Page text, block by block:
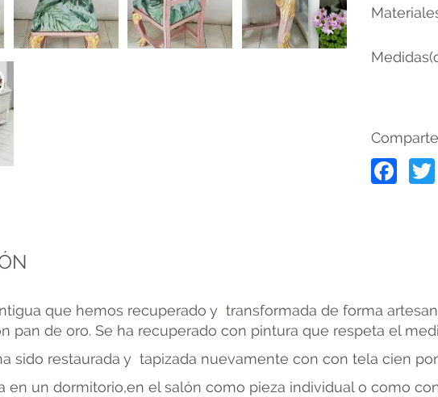
que hemos recuperado y transformada de forma
pan de oro. Se ha recuperado con pintura que respeta el
sido restaurada y tapizada nuevamente con con tela cien
en un dormitorio,en el salón como pieza individual o como